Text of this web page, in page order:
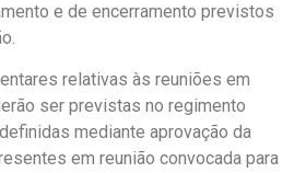
e de encerramento previstos
relativas às reuniões em
ser previstas no regimento
mediante aprovação da
em reunião convocada para